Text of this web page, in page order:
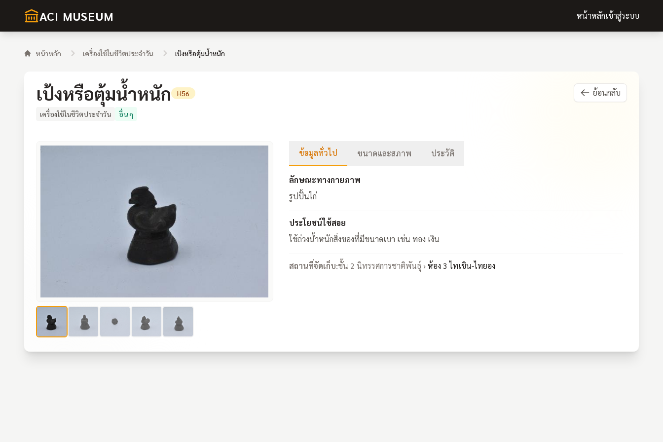
ACI MUSEUM หน้าหลักเข้าสู่ระบบ
หน้าหลัก เครื่องใช้ในชีวิตประจำวัน เป้งหรือตุ้มน้ำหนัก
เป้งหรือตุ้มน้ำหนัก H56
เครื่องใช้ในชีวิตประจำวัน อื่น ๆ
ย้อนกลับ
ข้อมูลทั่วไป ขนาดและสภาพ ประวัติ
ลักษณะทางกายภาพ
รูปปั้นไก่
ประโยชน์ใช้สอย
ใช้ถ่วงน้ำหนักสิ่งของที่มีขนาดเบา เช่น ทอง เงิน
สถานที่จัดเก็บ:ชั้น 2 นิทรรศการชาติพันธุ์ ›ห้อง 3 ไทเขิน-ไทยอง